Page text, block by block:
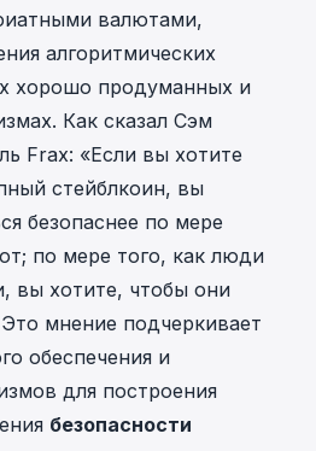
валютами,
алгоритмических
хорошо продуманных и
Как сказал Сэм
Frax: «Если вы хотите
стейблкоин, вы
безопаснее по мере
по мере того, как люди
вы хотите, чтобы они
мнение подчеркивает
обеспечения и
для построения
безопасности